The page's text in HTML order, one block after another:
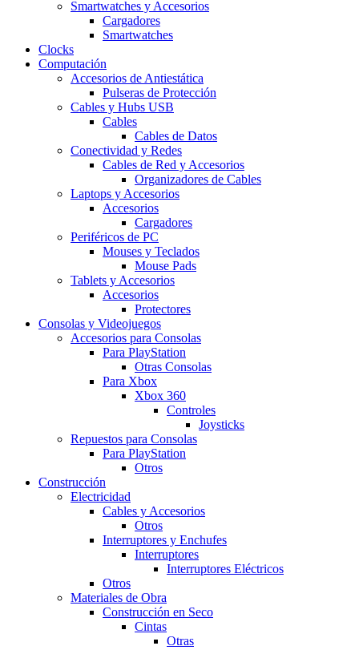
Smartwatches y Accesorios
Cargadores
Smartwatches
Clocks
Computación
Accesorios de Antiestática
Pulseras de Protección
Cables y Hubs USB
Cables
Cables de Datos
Conectividad y Redes
Cables de Red y Accesorios
Organizadores de Cables
Laptops y Accesorios
Accesorios
Cargadores
Periféricos de PC
Mouses y Teclados
Mouse Pads
Tablets y Accesorios
Accesorios
Protectores
Consolas y Videojuegos
Accesorios para Consolas
Para PlayStation
Otras Consolas
Para Xbox
Xbox 360
Controles
Joysticks
Repuestos para Consolas
Para PlayStation
Otros
Construcción
Electricidad
Cables y Accesorios
Otros
Interruptores y Enchufes
Interruptores
Interruptores Eléctricos
Otros
Materiales de Obra
Construcción en Seco
Cintas
Otras